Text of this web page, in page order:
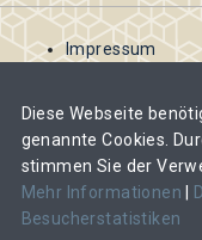
Impressum
Kontakt
Diese Webseite
genannte Cookies.
stimmen Sie der
Mehr Informationen
Besucherstatistiken